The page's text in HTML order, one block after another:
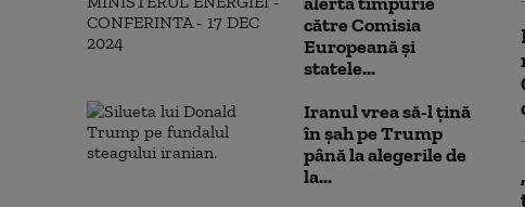
către Comisia
Europeană și
statele...
Iranul vrea să-l țină
în șah pe Trump
până la alegerile de
la...